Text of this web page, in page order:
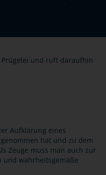
Aufklärung eines
hat und zu dem
Zeuge muss man auch zur
und wahrheitsgemäße